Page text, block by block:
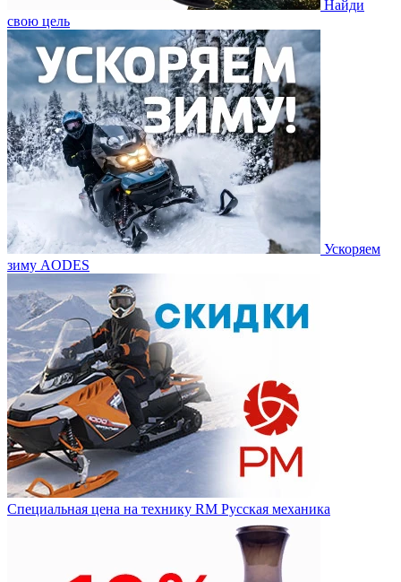
Найди
свою цель
Ускоряем
зиму AODES
Специальная цена на технику RM Русская механика